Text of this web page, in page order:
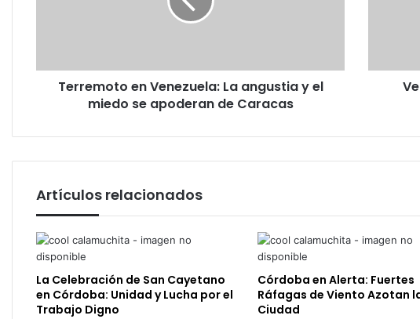
se
apoderan
Terremoto en Venezuela: La angustia y el
miedo se apoderan de Caracas
Artículos relacionados
La Celebración de San Cayetano
en Córdoba: Unidad y Lucha por el
Trabajo Digno
Córdoba en Alerta: Fuertes
Ráfagas de Viento Azotan
Ciudad